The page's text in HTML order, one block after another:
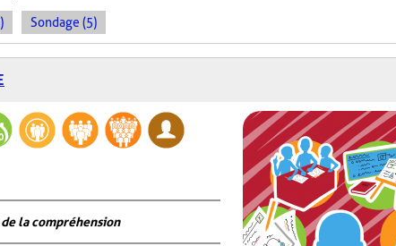
Sondage (5)
la compréhension